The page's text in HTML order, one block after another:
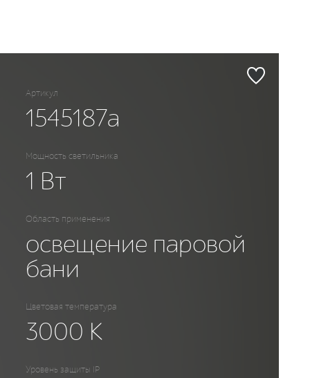
Артикул
1545187a
Мощность светильника
1 Вт
Область применения
освещение паровой
бани
Цветовая температура
3000 К
Уровень защиты IP